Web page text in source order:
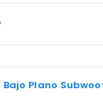
Bajo Plano